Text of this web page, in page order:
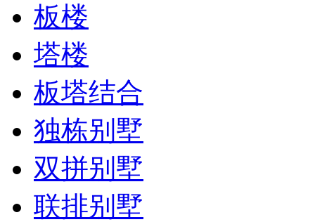
板楼
塔楼
板塔结合
独栋别墅
双拼别墅
联排别墅